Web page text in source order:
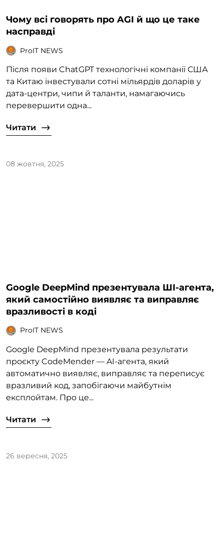
Чому всі говорять про AGI й що це таке
насправді
ProIT NEWS
Після появи ChatGPT технологічні компанії США
та Китаю інвестували сотні мільярдів доларів у
дата-центри, чипи й таланти, намагаючись
перевершити одна...
Читати
08 жовтня, 2025
Google DeepMind презентувала ШІ-агента,
який самостійно виявляє та виправляє
вразливості в коді
ProIT NEWS
Google DeepMind презентувала результати
проєкту CodeMender — AI-агента, який
автоматично виявляє, виправляє та переписує
вразливий код, запобігаючи майбутнім
експлойтам. Про це...
Читати
26 вересня, 2025